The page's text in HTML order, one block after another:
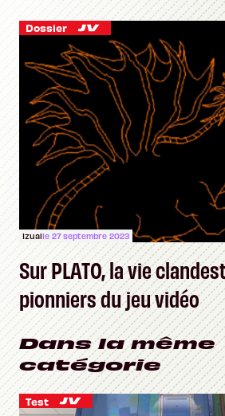
d’aujourd’hui
Dossier
Izualle 27 septembre 2023
Sur PLATO, la vie
pionniers du jeu vidéo
Dans la même
catégorie
Test